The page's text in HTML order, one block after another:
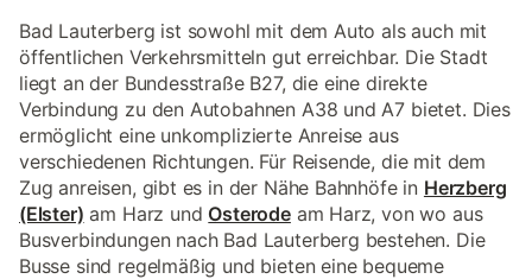
Bad Lauterberg ist sowohl mit dem Auto als auch mit
öffentlichen Verkehrsmitteln gut erreichbar. Die Stadt
liegt an der Bundesstraße B27, die eine direkte
Verbindung zu den Autobahnen A38 und A7 bietet. Dies
ermöglicht eine unkomplizierte Anreise aus
verschiedenen Richtungen. Für Reisende, die mit dem
Zug anreisen, gibt es in der Nähe Bahnhöfe in Herzberg
(Elster) am Harz und Osterodeam Harz, von wo aus
Busverbindungen nach Bad Lauterberg bestehen. Die
Busse sind regelmäßig und bieten eine bequeme